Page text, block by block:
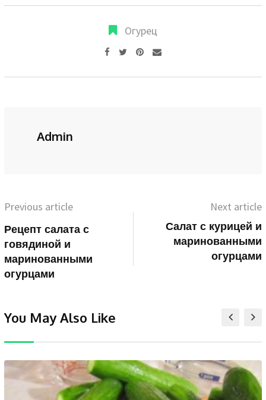
Огурец
Pinterest
Share
Admin
Previous article
Рецепт салата с
говядиной и
маринованными
огурцами
Next article
Салат с курицей и
маринованными
огурцами
You May Also Like